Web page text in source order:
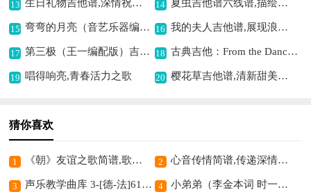
13 生日礼物吉他谱,深情祝福之曲 14 夏虫吉他谱六线谱,描绘夏日诗意
15 弯弯的月亮（音艺乐器编配版）吉他谱六线谱,唤起思乡的柔情 16 我的夫人吉他谱,展现浪漫之意
17 第三极（王一编配版）吉他谱六线谱,展现极地之壮美 18 古典吉他：From the Dance吉他谱六线谱, 尽显舞蹈灵动之美
19 唱得响亮,青春活力之歌 20 樱花草吉他谱,清新甜美之音
猜你喜欢
1 《朝》友谊之歌简谱,歌颂真挚情谊 2 心音传情简谱,传递深情暖意
3 声乐教学曲库 3-[德-法]61 爱情的喜悦简谱,传递浪漫喜悦之情 4 小弟弟（李金本词 时一林曲）歌曲简谱,质朴童真的旋律